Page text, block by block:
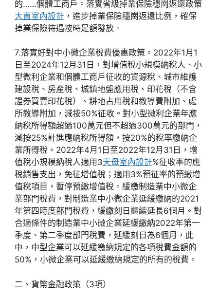
的……個體工商戶。落實省級掉業保險穩崗返還政策
大直室內設計 ，進步掉業保險穩崗返還比例，確保
掉業保險待遇按時足額發放。
7.落實好對中小微企業稅費優惠政策。2022年1月1
日至2024年12月31日，對增值稅小規模納稅人、小
型微利企業和個體工商戶征收的資源稅、城市維護
建設稅、房產稅、城鎮地盤應用稅、印花稅（不含
證券買賣印花稅）、耕地占用稅和教導費附加、處
所教導附加，減按50%征收。對小型微利企業年應
納稅所得額超過100萬元但不超過300萬元的部門，
減按25%計進應納稅所得額，按20%的稅率繳納企
業所得稅。2022年4月1日至2022年12月31日，增
值稅小規模納稅人適用3天母室內設計%征收率的應
稅銷售支出，免征增值稅；適用3%預征率的預繳增
值稅項目，暫停預繳增值稅。緩繳制造業中小微企
業部門稅費，對制造業中小微企業延緩繳納的2021
年第四時度部門稅費，緩繳刻日繼續延長6個月。對
合適條件的制造業中小微企業延緩繳納2022年第一
季度、第二季度部門稅費，延緩刻日為6個月，此
中，中型企業可以延緩繳納規定的各項稅費金額的
50%，小微企業可以延緩繳納規定的所有的稅費。
二、貨幣金融政策（3項）